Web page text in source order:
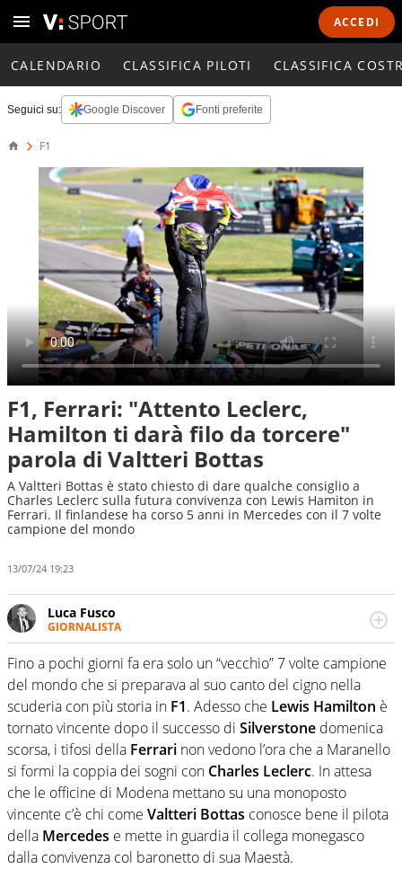
ACCEDI
CALENDARIO CLASSIFICA PILOTI CLASSIFICA
Seguici su: Google Discover Fonti preferite
F1
F1, Ferrari: "Attento Leclerc,
Hamilton ti darà filo da torcere"
parola di Valtteri Bottas
A Valtteri Bottas è stato chiesto di dare qualche consiglio a
Charles Leclerc sulla futura convivenza con Lewis Hamiton in
Ferrari. Il finlandese ha corso 5 anni in Mercedes con il 7 volte
campione del mondo
13/07/24 19:23
Luca Fusco
GIORNALISTA
Giornalista multimediale. Quando si accendono i motori,
lui sgasa, impenna, derapa. E spesso e volentieri finisce
sul podio
Fino a pochi giorni fa era solo un “vecchio” 7 volte campione
del mondo che si preparava al suo canto del cigno nella
scuderia con più storia in F1. Adesso che Lewis Hamilton è
tornato vincente dopo il successo di Silverstone domenica
scorsa, i tifosi della Ferrari non vedono l’ora che a Maranello
si formi la coppia dei sogni con Charles Leclerc. In attesa
che le officine di Modena mettano su una monoposto
vincente c’è chi come Valtteri Bottas conosce bene il pilota
della Mercedes e mette in guardia il collega monegasco
dalla convivenza col baronetto di sua Maestà.